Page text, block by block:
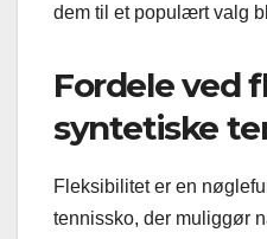
dem til et populært valg
Fordele ved
syntetiske
Fleksibilitet er en
tennissko, der muliggør